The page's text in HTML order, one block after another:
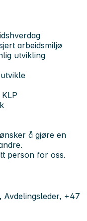
arbeidsmiljø
utvikling
å gjøre en
person for oss.
Avdelingsleder, +47